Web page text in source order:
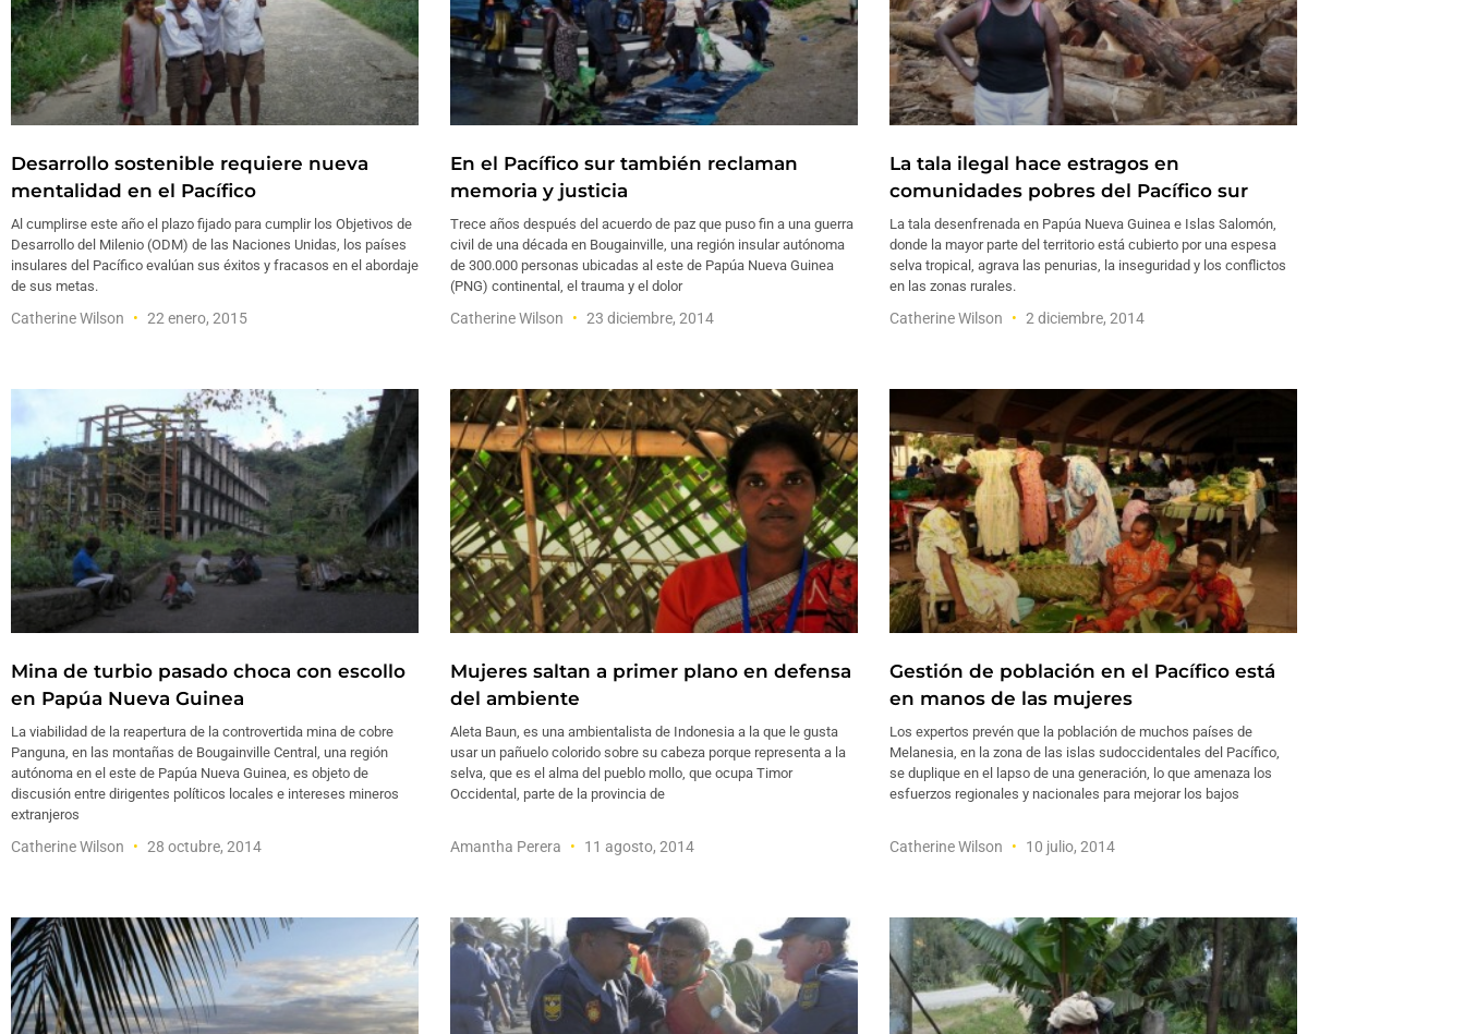
Desarrollo sostenible requiere nueva
mentalidad en el Pacífico
Al cumplirse este año el plazo fijado para cumplir los Objetivos de
Desarrollo del Milenio (ODM) de las Naciones Unidas, los países
insulares del Pacífico evalúan sus éxitos y fracasos en el abordaje
de sus metas.
Catherine Wilson 22 enero, 2015
En el Pacífico sur también reclaman
memoria y justicia
Trece años después del acuerdo de paz que puso fin a una guerra
civil de una década en Bougainville, una región insular autónoma
de 300.000 personas ubicadas al este de Papúa Nueva Guinea
(PNG) continental, el trauma y el dolor
Catherine Wilson 23 diciembre, 2014
La tala ilegal hace estragos en
comunidades pobres del Pacífico sur
La tala desenfrenada en Papúa Nueva Guinea e Islas Salomón,
donde la mayor parte del territorio está cubierto por una espesa
selva tropical, agrava las penurias, la inseguridad y los conflictos
en las zonas rurales.
Catherine Wilson 2 diciembre, 2014
Mina de turbio pasado choca con escollo
en Papúa Nueva Guinea
La viabilidad de la reapertura de la controvertida mina de cobre
Panguna, en las montañas de Bougainville Central, una región
autónoma en el este de Papúa Nueva Guinea, es objeto de
discusión entre dirigentes políticos locales e intereses mineros
extranjeros
Catherine Wilson 28 octubre, 2014
Mujeres saltan a primer plano en defensa
del ambiente
Aleta Baun, es una ambientalista de Indonesia a la que le gusta
usar un pañuelo colorido sobre su cabeza porque representa a la
selva, que es el alma del pueblo mollo, que ocupa Timor
Occidental, parte de la provincia de
Amantha Perera 11 agosto, 2014
Gestión de población en el Pacífico está
en manos de las mujeres
Los expertos prevén que la población de muchos países de
Melanesia, en la zona de las islas sudoccidentales del Pacífico,
se duplique en el lapso de una generación, lo que amenaza los
esfuerzos regionales y nacionales para mejorar los bajos
Catherine Wilson 10 julio, 2014